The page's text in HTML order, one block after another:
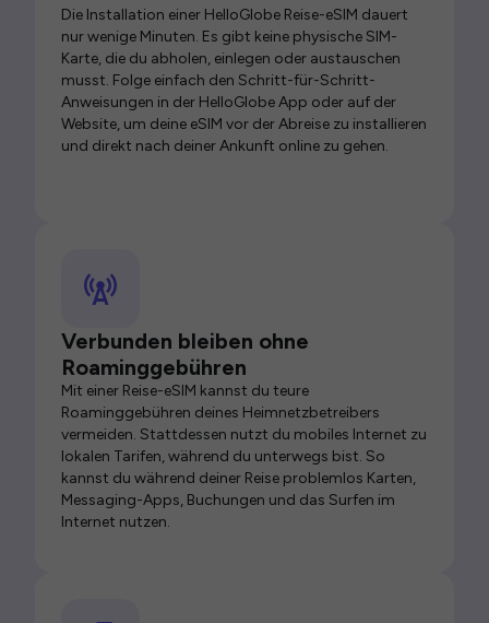
Die Installation einer HelloGlobe Reise-eSIM dauert
nur wenige Minuten. Es gibt keine physische SIM-
Karte, die du abholen, einlegen oder austauschen
musst. Folge einfach den Schritt-für-Schritt-
Anweisungen in der HelloGlobe App oder auf der
Website, um deine eSIM vor der Abreise zu installieren
und direkt nach deiner Ankunft online zu gehen.
Verbunden bleiben ohne
Roaminggebühren
Mit einer Reise-eSIM kannst du teure
Roaminggebühren deines Heimnetzbetreibers
vermeiden. Stattdessen nutzt du mobiles Internet zu
lokalen Tarifen, während du unterwegs bist. So
kannst du während deiner Reise problemlos Karten,
Messaging-Apps, Buchungen und das Surfen im
Internet nutzen.